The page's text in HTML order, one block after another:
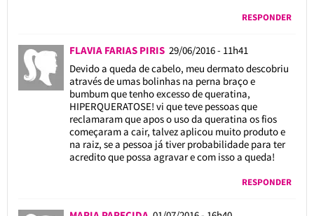
RESPONDER
FLAVIA FARIAS PIRIS 29/06/2016 - 11h41
Devido a queda de cabelo, meu dermato descobriu
através de umas bolinhas na perna braço e
bumbum que tenho excesso de queratina,
HIPERQUERATOSE! vi que teve pessoas que
reclamaram que apos o uso da queratina os fios
começaram a cair, talvez aplicou muito produto e
na raiz, se a pessoa já tiver probabilidade para ter
acredito que possa agravar e com isso a queda!
RESPONDER